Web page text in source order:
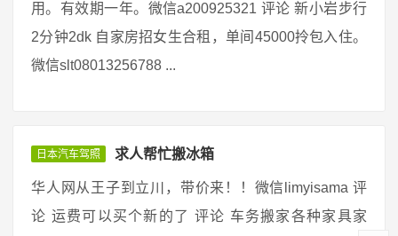
用。有效期一年。微信a200925321 评论 新小岩步行
2分钟2dk 自家房招女生合租，单间45000拎包入住。
微信slt08013256788 ...
日本汽车驾照 求人帮忙搬冰箱
华人网从王子到立川，带价来！！微信limyisama 评
论 运费可以买个新的了 评论 车务搬家各种家具家